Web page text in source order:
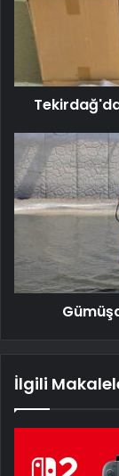
İlgili